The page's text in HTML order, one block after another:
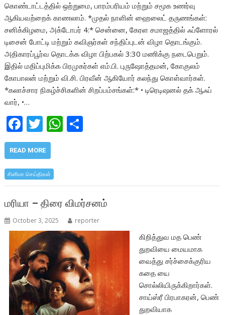
கொண்டாட்டத்தில் ஒற்றுமை, பாரம்பரியம் மற்றும் சமூக உணர்வு
ஆகியவற்றைக் காணலாம். *முதல் நாளின் ஹைலைட் தருணங்கள்:
சனிக்கிழமை, அக்டோபர் 4:* சென்னை, கேரள சமாஜத்தில் ஃப்ளோரல்
டிசைன் போட்டி மற்றும் கவிஞர்கள் சந்திப்புடன் விழா தொடங்கும்.
அதிகாரப்பூர்வ தொடக்க விழா பிற்பகல் 3:30 மணிக்கு நடைபெறும்.
இதில் மதிப்புமிக்க பிரமுகர்கள் எம்.பி. புருஷோத்தமன், கோகுலம்
கோபாலன் மற்றும் வி.சி. பிரவீன் ஆகியோர் கலந்து கொள்வார்கள்.
*கலாச்சார நிகழ்ச்சிகளின் சிறப்பம்சங்கள்:* • டிரெடிஷனல் தக் ஆஃப்
வார், •…
F
ac
e
b
o
o
k
T
w
itt
er
W
A
p
p
READ MORE
சினிமா செய்திகள்
மரியா – திரை விமர்சனம்
October 3, 2025 reporter
கிறித்துவ மத பெண்
துறவியை மையமாக
வைத்து சர்ச்சைக்குரிய
கதை யை
சொல்லியிருக்கிறார்கள்.
சாய்ஸ்ரீ பிரபாகரன், பெண்
துறவியாக